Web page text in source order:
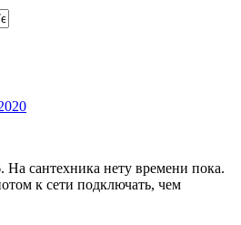
На сантехника нету времени пока.
к сети подключать, чем